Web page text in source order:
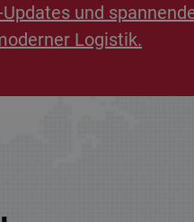
und
Logistik.